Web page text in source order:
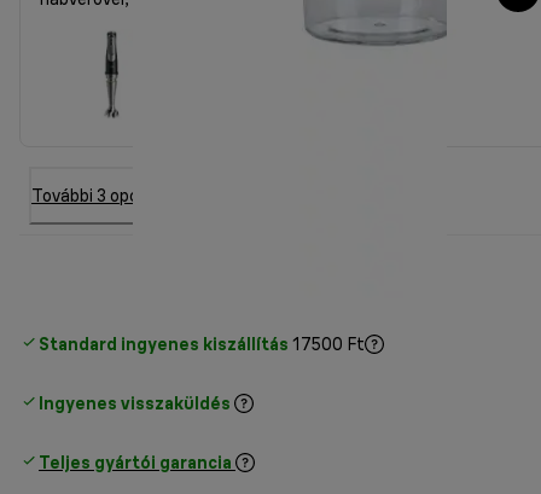
További 3 opció
Standard ingyenes kiszállítás 17500 Ft
Ingyenes visszaküldés
Teljes gyártói garancia